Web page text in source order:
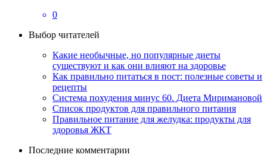
0
Выбор читателей
Какие необычные, но популярные диеты
существуют и как они влияют на здоровье
Как правильно питаться в пост: полезные советы и
рецепты
Система похудения минус 60. Диета Миримановой
Список продуктов для правильного питания
Правильное питание для желудка: продукты для
здоровья ЖКТ
Последние комментарии